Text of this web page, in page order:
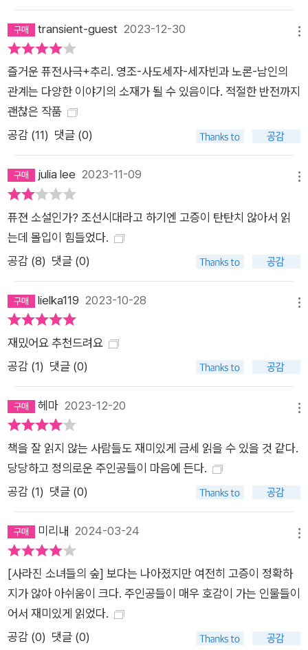
의 이야기장으로 불러 모은 《붉은 궁》은 인물 간의 여러 갈등 구
도를 통해 심리적 긴장을 부여한다. 주인공 현은 성별과 신분에
의해 아버지로부터 인정받지 못하는데, 마찬가지로 영조에게 인
정받지 못하는 세자를 보며 그가 자신과 비슷한 처지임을 느낀다.
그러나 한편으로는 세자의 잔혹함에 목숨을 잃을 뻔하기도 한다.
습까지도 다면적으로 보여 주어, 과연 누가 진범일지 유추하는 재
리에 혼인한 군 의원, 남몰래 복수의 칼날을 다듬어 온 인영 의녀
까지, 다양한 인물들이 등장해 진범 추적은 더욱 복잡한 양상이
된다. 혜민서에서의 잔혹한 살인사건 이후로도 의녀를 표적으로
한 사건이 연이어 발생한다. 공격을 당했다가 간신히 목숨을 건진
경희 의녀의 의미심장한 증언을 토대로 현은 도성 밖 야산으로 향
한다. 이야기의 무대가 달라짐에 따라 더더욱 으스스한 분위기가
연출되는 한편, 흩어졌던 퍼즐 조각들이 하나둘 맞춰지며 독자는
마치 현과 함께 사건을 풀어나가는 듯한 쾌감을 얻게 된다. 짜임
새 있는 정치 스릴러 나는 숨조차 쉴 수 없었다. 이토록 냉정하게,
이토록 신속하게 인간의 목숨을 빼앗는 광경은 처음 보았다. 그제
릴 수도 있었다. -본문 중에서 눈을 내리깐 채로 슬쩍 앞을 보았
다. 세자는 나를 등지고 서 있었다. 가까이서 보니 키와 몸집이 더
욱 컸다. 언뜻 봐도 무예에 출중하다는 소문이 사실임을 알 수 있
었다. 거의 검은색에 가까운 남색 비단 곤룡포는, 거대한 바위 위
의 공격으로 여러 명을 죽일 수 있는 능력을 증명했다. -본문 중에
서 현의 수사망이 더 깊숙한 곳을 파고들수록 궁궐 안팎의 팽팽한
권력 싸움이 보이기 시작한다. 절대 권력을 가진 것만 같은 세자
이지만, 현의 아버지는 노론 대신 중에서도 가장 높은 자리를 차
지하고 있는 형조판서다. 이렇듯 현과 현의 아버지, 그리고 세자
의 위치는 복잡하게 얽혀 아슬아슬한 힘의 균형을 유지하는 형국
이다. 현은 아버지와 포도대장 등의 권력자들로부터 사건 수사에
transient-guest 2023-12-30
즐거운 퓨전사극+추리. 영조-사도세자-세자빈과 노론-남인의
관계는 다양한 이야기의 소재가 될 수 있음이다. 적절한 반전까지
괜찮은 작품
공감 (11) 댓글 (0)
julia lee 2023-11-09
퓨젼 소설인가? 조선시대라고 하기엔 고증이 탄탄치 않아서 읽
는데 몰입이 힘들었다.
공감 (8) 댓글 (0)
lielka119 2023-10-28
재밌어요 추천드려요
공감 (1) 댓글 (0)
헤마 2023-12-20
책을 잘 읽지 않는 사람들도 재미있게 금세 읽을 수 있을 것 같다.
당당하고 정의로운 주인공들이 마음에 든다.
공감 (1) 댓글 (0)
미리내 2024-03-24
[사라진 소녀들의 숲] 보다는 나아졌지만 여전히 고증이 정확하
지가 않아 아쉬움이 크다. 주인공들이 매우 호감이 가는 인물들이
어서 재미있게 읽었다.
공감 (0) 댓글 (0)